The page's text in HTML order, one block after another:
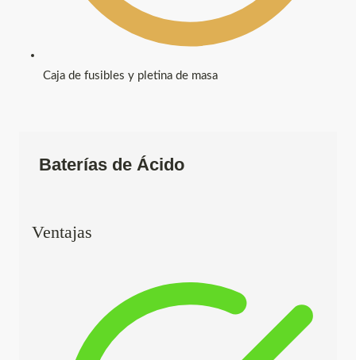
Caja de fusibles y pletina de masa
Baterías de Ácido
Ventajas